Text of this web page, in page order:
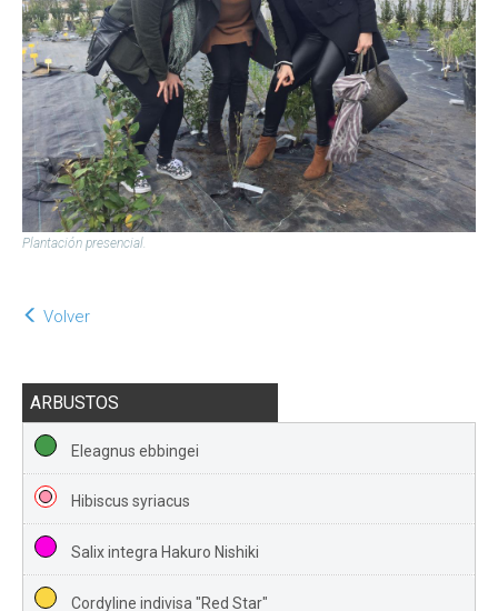
Plantación presencial.
Volver
ARBUSTOS
Eleagnus ebbingei
Hibiscus syriacus
Salix integra Hakuro Nishiki
Cordyline indivisa "Red Star"